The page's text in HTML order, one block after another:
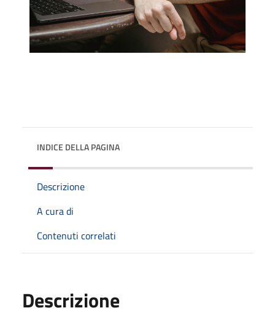
INDICE DELLA PAGINA
Descrizione
A cura di
Contenuti correlati
Descrizione